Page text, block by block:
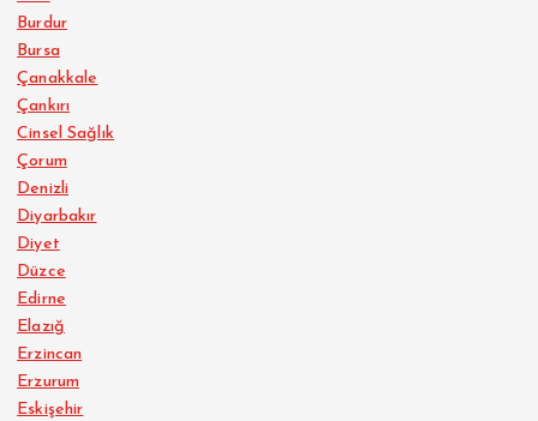
Burdur
Bursa
Çanakkale
Çankırı
Cinsel Sağlık
Çorum
Denizli
Diyarbakır
Diyet
Düzce
Edirne
Elazığ
Erzincan
Erzurum
Eskişehir